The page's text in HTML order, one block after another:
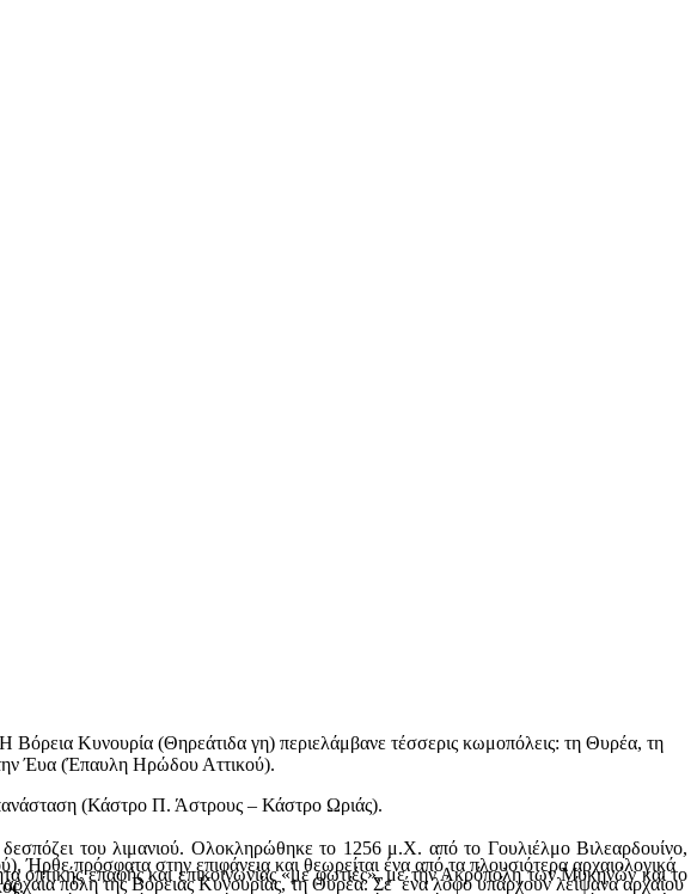
Βόρεια Κυνουρία (Θηρεάτιδα γη) περιελάμβανε τέσσερις κωμοπόλεις: τη Θυρέα, τη
την Έυα (Έπαυλη Ηρώδου Αττικού).
(Κάστρο Π. Άστρους – Κάστρο Ωριάς).
του λιμανιού. Ολοκληρώθηκε το 1256 μ.Χ. από το Γουλιέλμο Βιλεαρδουίνο,
οπτικής επαφής και επικοινωνίας «με φωτιές», με την Ακρόπολη των Μυκηνών και το
πρόσφατα στην επιφάνεια και θεωρείται ένα από τα πλουσιότερα αρχαιολογικά
αρχαία πόλη της Βόρειας Κυνουρίας, τη Θυρέα. Σε ένα λόφο υπάρχουν λείψανα αρχαίου